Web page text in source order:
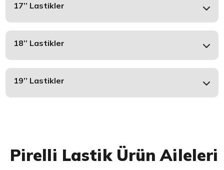
17’’ Lastikler
18’’ Lastikler
19’’ Lastikler
Pirelli Lastik Ürün Aileleri